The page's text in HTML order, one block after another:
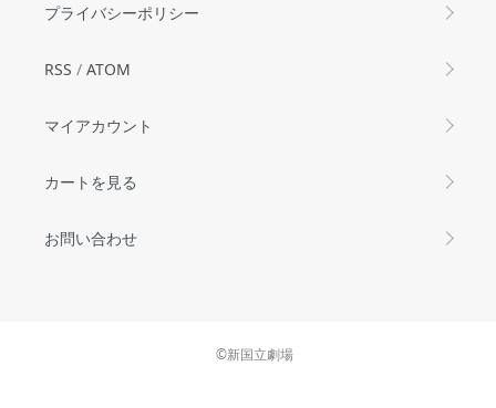
プライバシーポリシー
RSS / ATOM
マイアカウント
カートを見る
お問い合わせ
©新国立劇場